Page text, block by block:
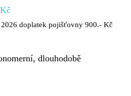
doplatek pojišťovny 900.- Kč
dlouhodobě